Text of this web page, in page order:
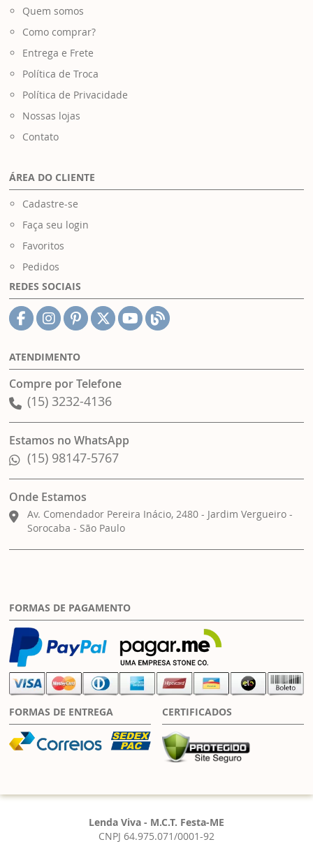
Quem somos
Como comprar?
Entrega e Frete
Política de Troca
Política de Privacidade
Nossas lojas
Contato
ÁREA DO CLIENTE
Cadastre-se
Faça seu login
Favoritos
Pedidos
REDES SOCIAIS
ATENDIMENTO
Compre por Telefone
(15) 3232-4136
Estamos no WhatsApp
(15) 98147-5767
Onde Estamos
Av. Comendador Pereira Inácio, 2480 - Jardim Vergueiro -
Sorocaba - São Paulo
FORMAS DE PAGAMENTO
FORMAS DE ENTREGA CERTIFICADOS
Lenda Viva - M.C.T. Festa-ME
CNPJ 64.975.071/0001-92